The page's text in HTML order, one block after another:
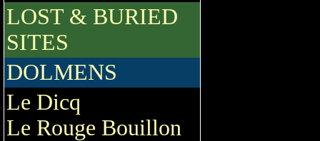
LOST & BURIED
SITES
DOLMENS
Le Dicq
Le Rouge Bouillon